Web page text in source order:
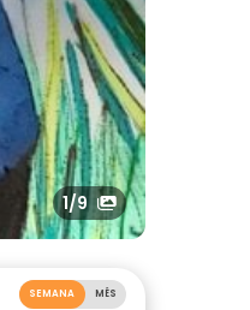
1/9
SEMANA MÊS